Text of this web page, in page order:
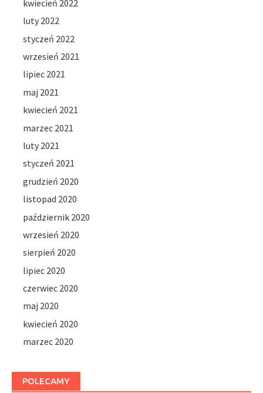
kwiecień 2022
luty 2022
styczeń 2022
wrzesień 2021
lipiec 2021
maj 2021
kwiecień 2021
marzec 2021
luty 2021
styczeń 2021
grudzień 2020
listopad 2020
październik 2020
wrzesień 2020
sierpień 2020
lipiec 2020
czerwiec 2020
maj 2020
kwiecień 2020
marzec 2020
POLECAMY